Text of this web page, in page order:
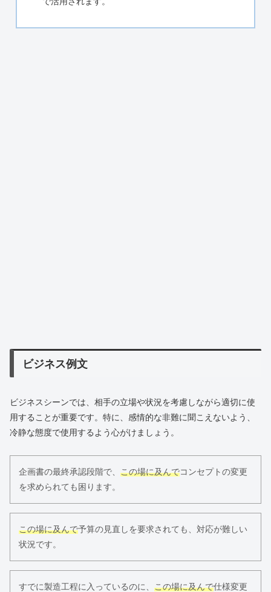
ビジネス例文
ビジネスシーンでは、相手の立場や状況を考慮しながら適切に使
用することが重要です。特に、感情的な非難に聞こえないよう、
冷静な態度で使用するよう心がけましょう。
企画書の最終承認段階で、 この場に及んでコンセプトの変更
を求められても困ります。
この場に及んで予算の見直しを要求されても、対応が難しい
状況です。
すでに製造工程に入っているのに、 この場に及んで仕様変更